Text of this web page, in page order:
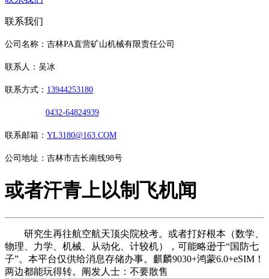
联系我们
公司名称：吉林PA直营矿山机械有限责任公司
联系人：吴冰
联系方式： 13944253180
0432-64824939
联系邮箱： YL3180@163.COM
公司地址：吉林市吉长南线98号
或者汗青上以制飞机闻
研究生再往航空航天顶尖院校考。或者打好根本（数学、
物理、力学、机械、从动化、计较机），可能略逊于“国防七
子”。本平台仅供给消息存储办事。麒麟9030+鸿蒙6.0+eSIM！
两边都能玩得转。阐发人士：不要散售